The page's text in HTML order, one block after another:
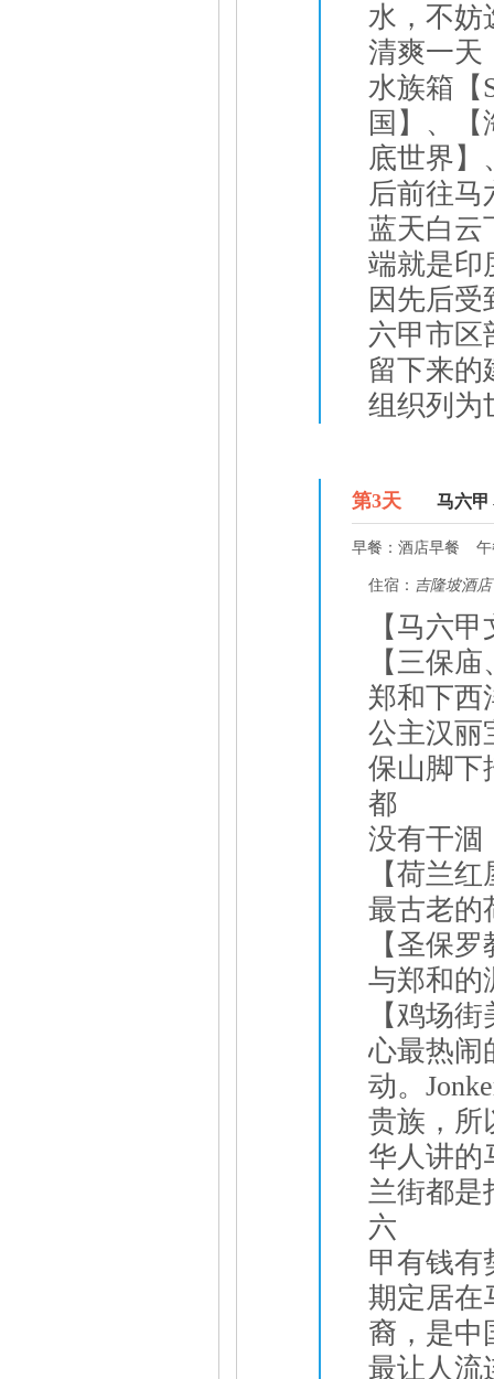
水，不妨
清爽一天
水族箱【
国】、【
底世界】
后前往马
蓝天白云
端就是印
因先后
六甲市区
留下来的
组织列为
第3天 马六
早餐： 酒店早餐
住宿： 吉隆坡酒店
【马六
【三保
郑和下西
公主汉丽
保山脚下
都
没有干涸
【荷兰
最古老的
【圣保
与郑和的
【鸡场
心最热闹
动。
贵族，所
华人讲的
兰街都是
六
甲有钱有
期定居在
裔，是中
最让人流